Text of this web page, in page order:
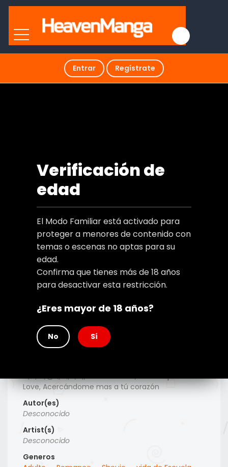
Entrar Regístrate
Verificación de
edad
El Modo Familiar está activado para
proteger a menores de contenido con
temas o escenas no aptas para su
edad.
Confirma que tienes más de 18 años
para desactivar esta restricción.
¿Eres mayor de 18 años?
No Sí
Type
Manhwa
너의 사랑에 대하여, For Your Love, The Shape of Your
Love, Acercándome mas a tú corazón
Autor(es)
Desconocido
Artist(s)
Desconocido
Generos